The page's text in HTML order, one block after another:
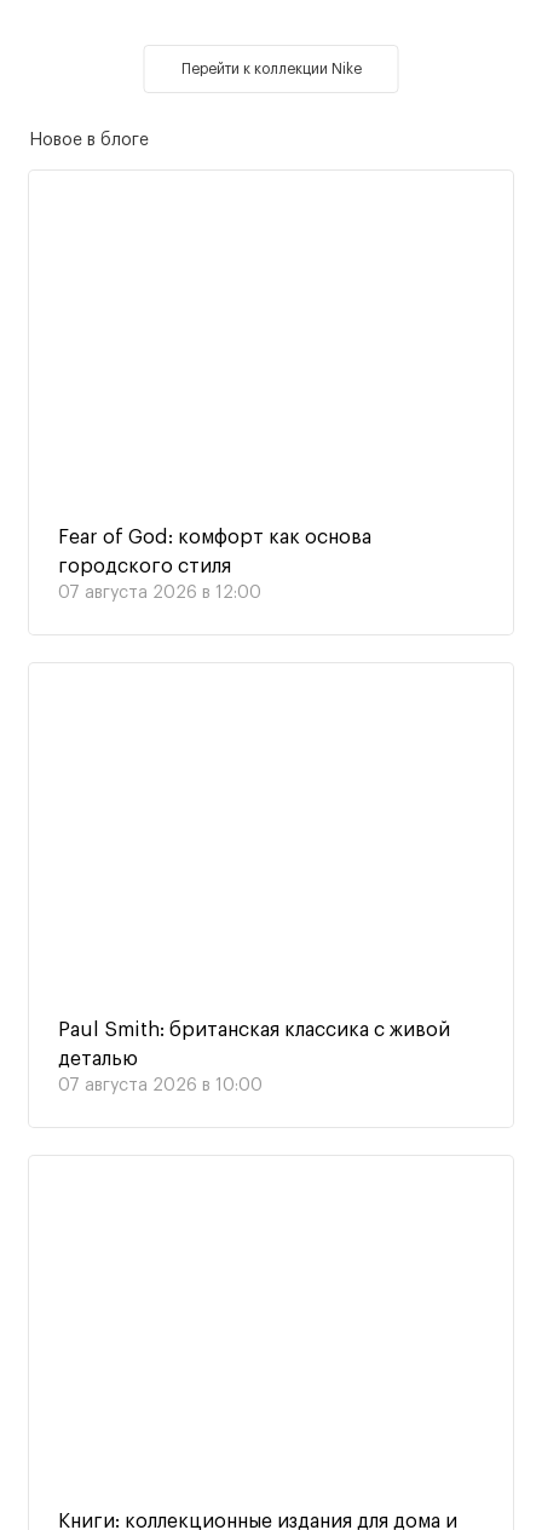
Перейти к коллекции Nike
Новое в блоге
Fear of God: комфорт как основа
городского стиля
07 августа 2026 в 12:00
Paul Smith: британская классика с живой
деталью
07 августа 2026 в 10:00
Книги: коллекционные издания для дома и